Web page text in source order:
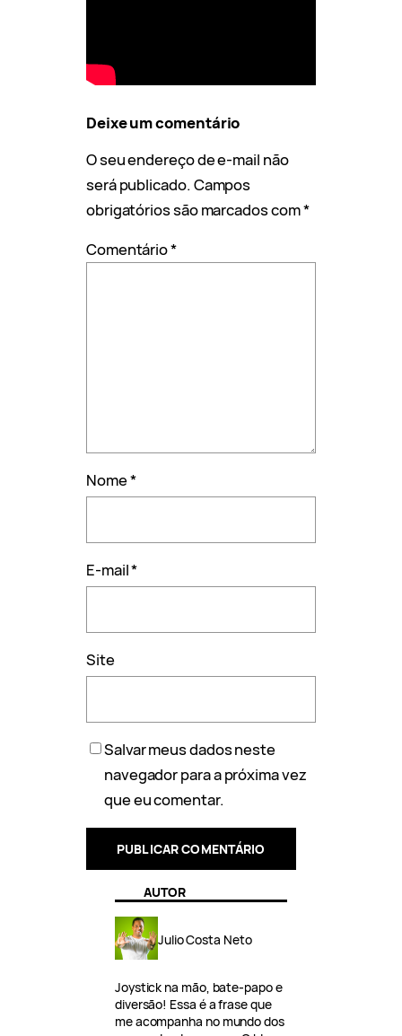
Deixe um comentário
O seu endereço de e-mail não
será publicado. Campos
obrigatórios são marcados com*
Comentário*
Nome*
E-mail*
Site
Salvar meus dados neste
navegador para a próxima vez
que eu comentar.
AUTOR
Julio Costa Neto
Joystick na mão, bate-papo e
diversão! Essa é a frase que
me acompanha no mundo dos